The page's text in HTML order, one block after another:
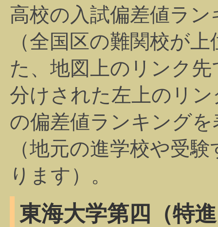
高校の入試偏差値ラ
（全国区の難関校が
た、地図上のリンク
分けされた左上のリ
の偏差値ランキング
（地元の進学校や受
ります）。
東海大学第四（特